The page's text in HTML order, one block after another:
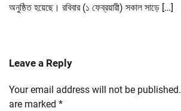
অনুষ্ঠিত হয়েছে। রবিবার (১ ফেব্রয়ারী) সকাল সাড়ে […]
Leave a Reply
Your email address will not be published.
are marked *